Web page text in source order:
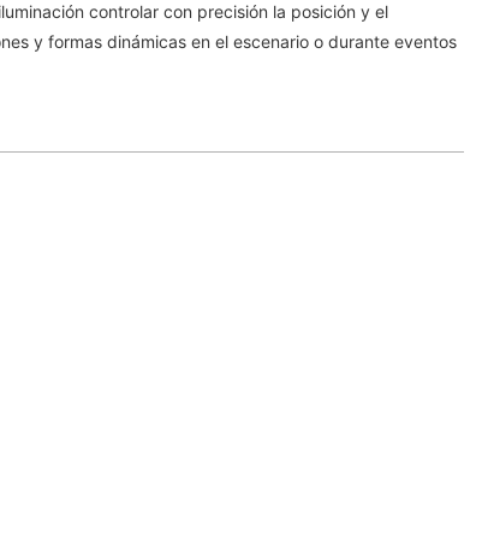
controlar con precisión la posición y el
y formas dinámicas en el escenario o durante eventos